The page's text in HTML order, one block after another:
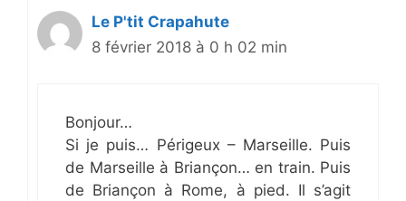
Le P'tit Crapahute
8 février 2018 à 0 h 02 min
Bonjour…
Si je puis… Périgeux – Marseille. Puis
de Marseille à Briançon… en train. Puis
de Briançon à Rome, à pied. Il s’agit